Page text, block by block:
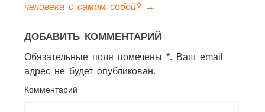
человека с самим собой? →
ДОБАВИТЬ КОММЕНТАРИЙ
Обязательные поля помечены *. Ваш email
адрес не будет опубликован.
Комментарий